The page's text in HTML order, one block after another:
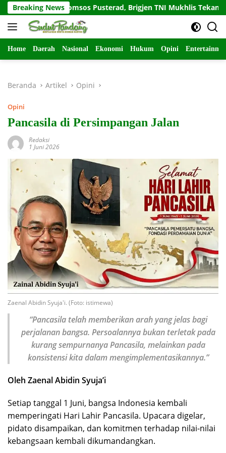
Langsung
ke
konten
Breaking News
Sapa Komsos Pusterad, Brigjen TNI Mukhlis Tekankan
Home Daerah Nasional Ekonomi Hukum Opini
Beranda Artikel Opini
Opini
Pancasila di Persimpangan Jalan
Redaksi
1 Juni 2026
Zaenal Abidin Syuja'i. (Foto: istimewa)
“Pancasila telah memberikan arah yang jelas bagi
perjalanan bangsa. Persoalannya bukan terletak pada
kurang sempurnanya Pancasila, melainkan pada
konsistensi kita dalam mengimplementasikannya.”
Oleh Zaenal Abidin Syuja’i
Setiap tanggal 1 Juni, bangsa Indonesia kembali
memperingati Hari Lahir Pancasila. Upacara digelar,
pidato disampaikan, dan komitmen terhadap nilai-nilai
kebangsaan kembali dikumandangkan.